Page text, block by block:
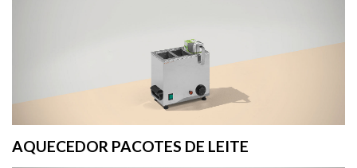
AQUECEDOR PACOTES DE LEITE